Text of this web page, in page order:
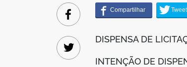
DISPENSA DE
INTENÇÃO DE
Facebook
Twitter